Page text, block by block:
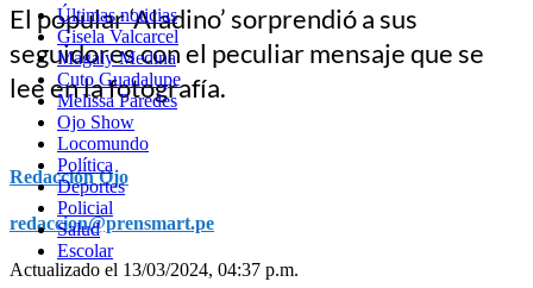
Últimas noticias
Gisela Valcarcel
Magaly Medina
Cuto Guadalupe
Melissa Paredes
Ojo Show
Locomundo
Política
Deportes
Policial
Salud
Escolar
El popular ‘Aladino’ sorprendió a sus
seguidores con el peculiar mensaje que se
lee en la fotografía.
Redacción Ojo
redaccion@prensmart.pe
Actualizado el 13/03/2024, 04:37 p.m.